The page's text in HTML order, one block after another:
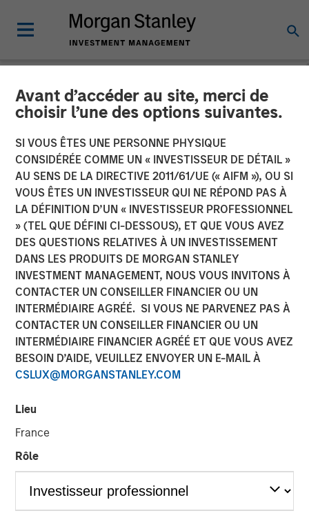
Avant d’accéder au site, merci de
choisir l’une des options suivantes.
SI VOUS ÊTES UNE PERSONNE PHYSIQUE
CONSIDÉRÉE COMME UN « INVESTISSEUR DE DÉTAIL »
AU SENS DE LA DIRECTIVE 2011/61/UE (« AIFM »), OU SI
VOUS ÊTES UN INVESTISSEUR QUI NE RÉPOND PAS À
LA DÉFINITION D’UN « INVESTISSEUR PROFESSIONNEL
» (TEL QUE DÉFINI CI-DESSOUS), ET QUE VOUS AVEZ
DES QUESTIONS RELATIVES À UN INVESTISSEMENT
DANS LES PRODUITS DE MORGAN STANLEY
INVESTMENT MANAGEMENT, NOUS VOUS INVITONS À
CONTACTER UN CONSEILLER FINANCIER OU UN
INTERMÉDIAIRE AGRÉÉ. SI VOUS NE PARVENEZ PAS À
CONTACTER UN CONSEILLER FINANCIER OU UN
INTERMÉDIAIRE FINANCIER AGRÉÉ ET QUE VOUS AVEZ
BESOIN D’AIDE, VEUILLEZ ENVOYER UN E-MAIL À
CSLUX@MORGANSTANLEY.COM
Lieu
France
Rôle
TALES FROM THE EMERGING WORLD INSIGHTS
Video: Mexico's Domestic
Opportunity
14 MAI 2026
Jitania Kandhari
Managing Director
Ravi Jain
Executive Director
Eric Carlson
Managing Director
Play